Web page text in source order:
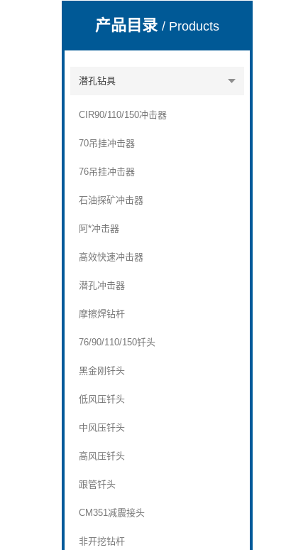
宣化县瑞科钻孔机械厂
产品目录/ Products
潜孔钻具
CIR90/110/150冲击器
70吊挂冲击器
76吊挂冲击器
石油探矿冲击器
阿*冲击器
高效快速冲击器
潜孔冲击器
摩擦焊钻杆
76/90/110/150钎头
黑金刚钎头
低风压钎头
中风压钎头
高风压钎头
跟管钎头
CM351减震接头
非开挖钻杆